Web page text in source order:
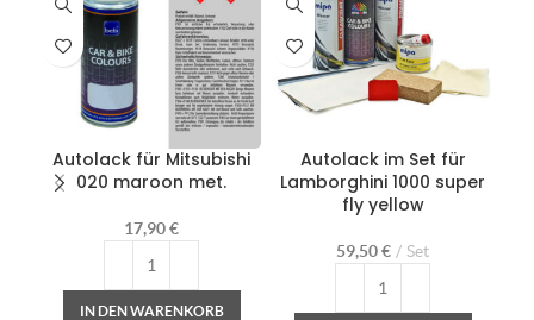
Autolack für Mitsubishi
020 maroon met.
17,90€
IN DEN WARENKORB
Autolack im Set für
Lamborghini 1000 super
fly yellow
59,50€ Set